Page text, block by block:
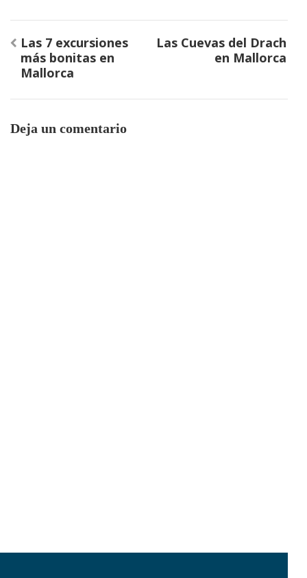
Navegación
de
entradas
Las 7 excursiones
más bonitas en
Mallorca
Las Cuevas del Drach
en Mallorca
Deja un comentario